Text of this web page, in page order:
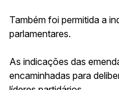
Também foi permitida a
parlamentares.
As indicações das
encaminhadas para